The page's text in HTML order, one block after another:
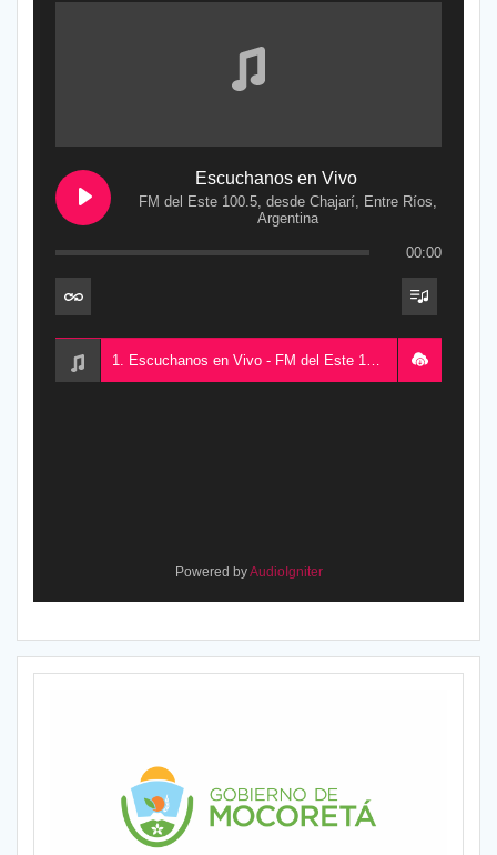
Escuchanos en Vivo
FM del Este 100.5, desde Chajarí, Entre Ríos,
Argentina
00:00
Powered byAudioIgniter